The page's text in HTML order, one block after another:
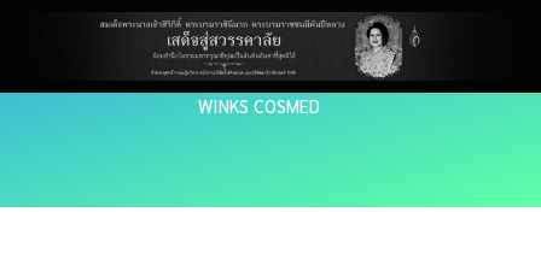
WINKS COSMED